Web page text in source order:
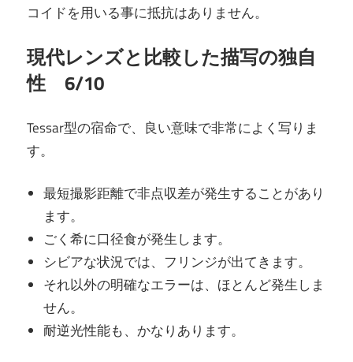
コイドを用いる事に抵抗はありません。
現代レンズと比較した描写の独自
性 6/10
Tessar型の宿命で、良い意味で非常によく写りま
す。
最短撮影距離で非点収差が発生することがあり
ます。
ごく希に口径食が発生します。
シビアな状況では、フリンジが出てきます。
それ以外の明確なエラーは、ほとんど発生しま
せん。
耐逆光性能も、かなりあります。